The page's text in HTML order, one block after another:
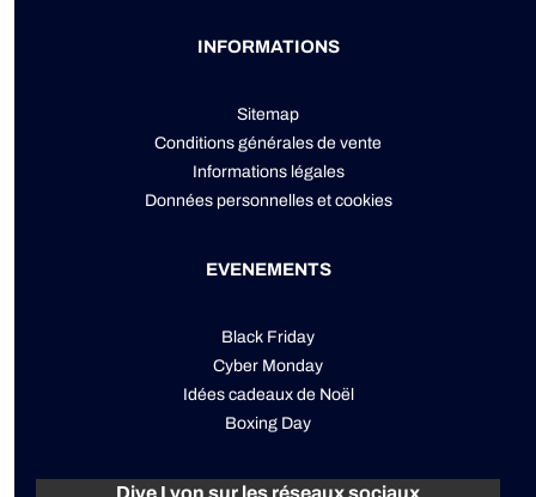
INFORMATIONS
Sitemap
Conditions générales de vente
Informations légales
Données personnelleset cookies
EVENEMENTS
Black Friday
Cyber Monday
Idées cadeaux de Noël
Boxing Day
Dive Lyon sur les réseaux sociaux